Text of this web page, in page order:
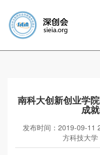
南科大创新创业学
成
发布时间：2019-09-11
方科技大学